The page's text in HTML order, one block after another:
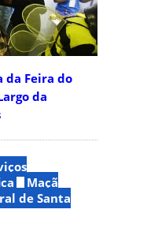
da Feira do
da
Maçã
de Santa